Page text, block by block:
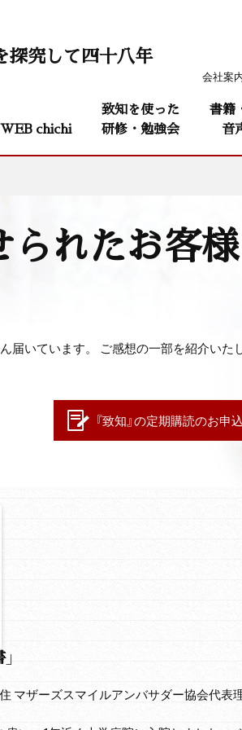
会社案
探究して四十八年
WEB chichi
致知を使った
研修・勉強会
書籍
音
られたお客
届いています。 ご感想の一部を紹介いた
『致知』の定期購読のお申
マザーズスマイルアンバサダー協会代表理